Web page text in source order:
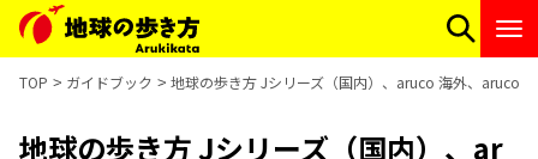
TOP ガイドブック 地球の歩き方 Jシリーズ（国内）、aruco 海外、aruco
地球の歩き方 Jシリーズ（国内）、ar